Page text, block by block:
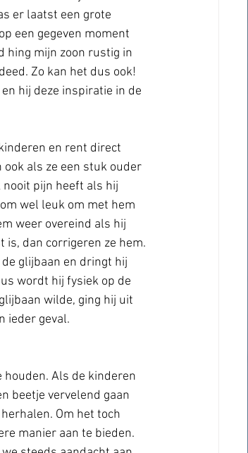
er laatst een grote
een gegeven moment
hing mijn zoon rustig in
Zo kan het dus ook!
hij deze inspiratie in de
en rent direct
als ze een stuk ouder
pijn heeft als hij
wel leuk om met hem
weer overeind als hij
is, dan corrigeren ze hem.
glijbaan en dringt hij
wordt hij fysiek op de
wilde, ging hij uit
ieder geval.
Als de kinderen
beetje vervelend gaan
Om het toch
manier aan te bieden.